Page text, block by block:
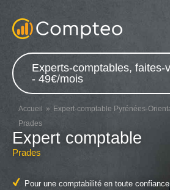
Experts-comptables, faites-
- 49€/mois
Accueil Expert-comptable Pyrénées-
Prades
Expert comptable
Prades
Pour une comptabilité en toute confiance